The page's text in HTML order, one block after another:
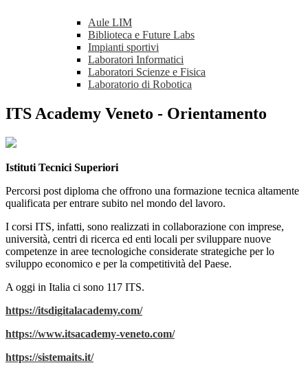
Aule LIM
Biblioteca e Future Labs
Impianti sportivi
Laboratori Informatici
Laboratori Scienze e Fisica
Laboratorio di Robotica
ITS Academy Veneto - Orientamento
Istituti Tecnici Superiori
Percorsi post diploma che offrono una formazione tecnica altamente
qualificata per entrare subito nel mondo del lavoro.
I corsi ITS, infatti, sono realizzati in collaborazione con imprese,
università, centri di ricerca ed enti locali per sviluppare nuove
competenze in aree tecnologiche considerate strategiche per lo
sviluppo economico e per la competitività del Paese.
A oggi in Italia ci sono 117 ITS.
https://itsdigitalacademy.com/
https://www.itsacademy-veneto.com/
https://sistemaits.it/